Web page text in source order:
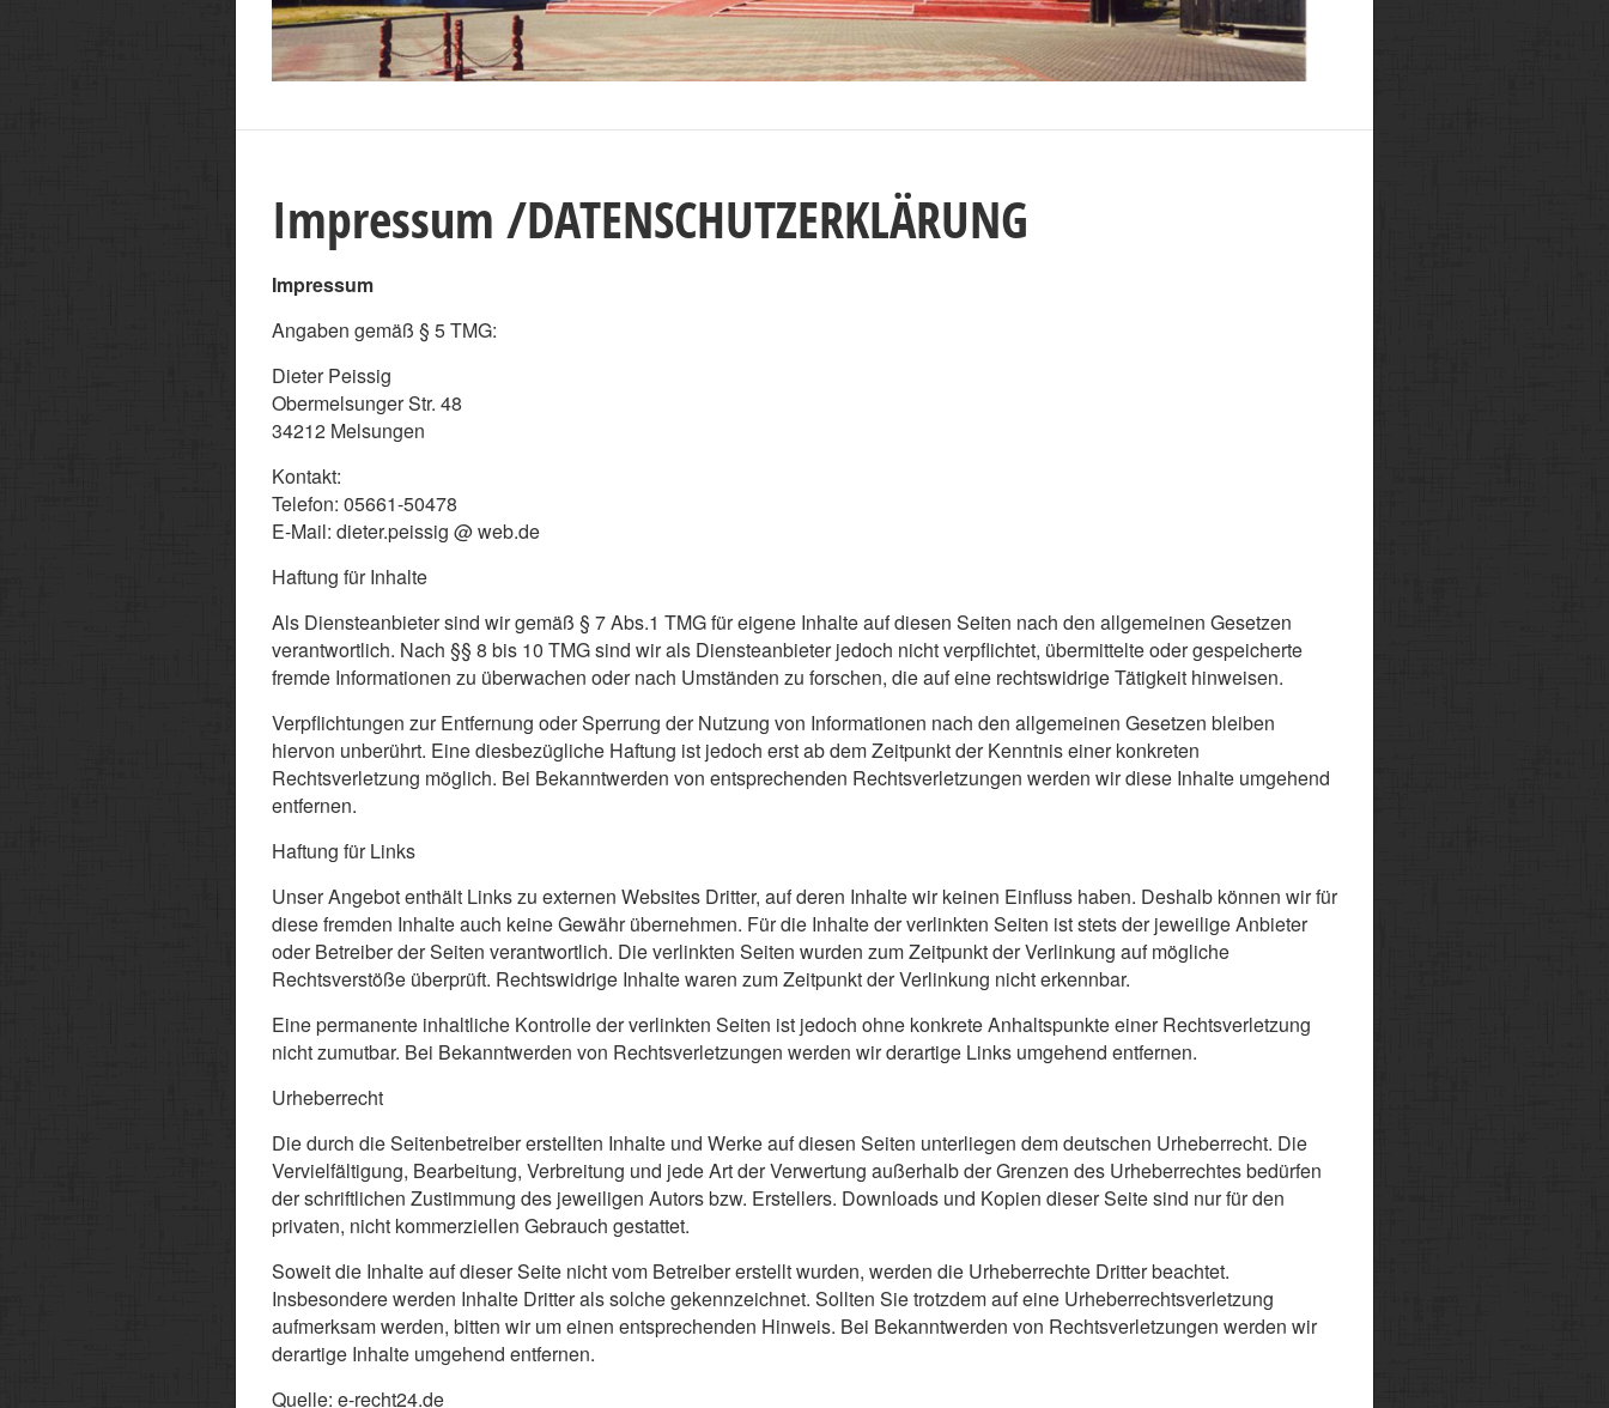
Impressum /DATENSCHUTZERKLÄRUNG
Impressum
Angaben gemäß § 5 TMG:
Dieter Peissig
Obermelsunger Str. 48
34212 Melsungen
Kontakt:
Telefon: 05661-50478
E-Mail: dieter.peissig @ web.de
Haftung für Inhalte
Als Diensteanbieter sind wir gemäß § 7 Abs.1 TMG für eigene Inhalte auf diesen Seiten nach den allgemeinen Gesetzen
verantwortlich. Nach §§ 8 bis 10 TMG sind wir als Diensteanbieter jedoch nicht verpflichtet, übermittelte oder gespeicherte
fremde Informationen zu überwachen oder nach Umständen zu forschen, die auf eine rechtswidrige Tätigkeit hinweisen.
Verpflichtungen zur Entfernung oder Sperrung der Nutzung von Informationen nach den allgemeinen Gesetzen bleiben
hiervon unberührt. Eine diesbezügliche Haftung ist jedoch erst ab dem Zeitpunkt der Kenntnis einer konkreten
Rechtsverletzung möglich. Bei Bekanntwerden von entsprechenden Rechtsverletzungen werden wir diese Inhalte umgehend
entfernen.
Haftung für Links
Unser Angebot enthält Links zu externen Websites Dritter, auf deren Inhalte wir keinen Einfluss haben. Deshalb können wir für
diese fremden Inhalte auch keine Gewähr übernehmen. Für die Inhalte der verlinkten Seiten ist stets der jeweilige Anbieter
oder Betreiber der Seiten verantwortlich. Die verlinkten Seiten wurden zum Zeitpunkt der Verlinkung auf mögliche
Rechtsverstöße überprüft. Rechtswidrige Inhalte waren zum Zeitpunkt der Verlinkung nicht erkennbar.
Eine permanente inhaltliche Kontrolle der verlinkten Seiten ist jedoch ohne konkrete Anhaltspunkte einer Rechtsverletzung
nicht zumutbar. Bei Bekanntwerden von Rechtsverletzungen werden wir derartige Links umgehend entfernen.
Urheberrecht
Die durch die Seitenbetreiber erstellten Inhalte und Werke auf diesen Seiten unterliegen dem deutschen Urheberrecht. Die
Vervielfältigung, Bearbeitung, Verbreitung und jede Art der Verwertung außerhalb der Grenzen des Urheberrechtes bedürfen
der schriftlichen Zustimmung des jeweiligen Autors bzw. Erstellers. Downloads und Kopien dieser Seite sind nur für den
privaten, nicht kommerziellen Gebrauch gestattet.
Soweit die Inhalte auf dieser Seite nicht vom Betreiber erstellt wurden, werden die Urheberrechte Dritter beachtet.
Insbesondere werden Inhalte Dritter als solche gekennzeichnet. Sollten Sie trotzdem auf eine Urheberrechtsverletzung
aufmerksam werden, bitten wir um einen entsprechenden Hinweis. Bei Bekanntwerden von Rechtsverletzungen werden wir
derartige Inhalte umgehend entfernen.
Quelle: e-recht24.de